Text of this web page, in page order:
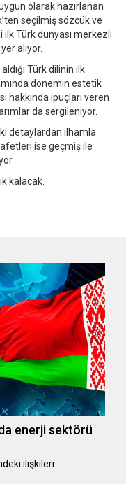
olarak hazırlanan
seçilmiş sözcük ve
ilk Türk dünyası merkezli
alıyor.
Türk dilinin ilk
dönemin estetik
hakkında ipuçları veren
da sergileniyor.
detaylardan ilhamla
ise geçmiş ile
kalacak.
enerji sektörü
ilişkileri